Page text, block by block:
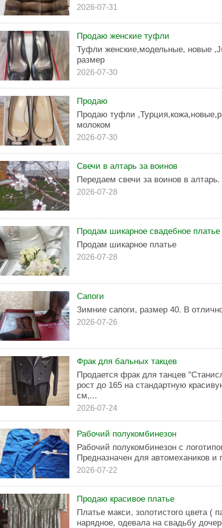
2026-07-31
Продаю женские туфли
Туфли женские,модельные, новые
размер
2026-07-30
Продаю
Продаю туфли
молоком
2026-07-30
Свечи в алтарь за воинов
Передаем свечи за воинов в алтарь.
2026-07-28
Продам шикарное свадебное платье
Продам шикарное платье
2026-07-28
Сапоги
Зимние сапоги, размер 40. В
2026-07-26
Фрак для бальных такцев
Продается фрак для танцев
рост до 165 на стандартную
см,...
2026-07-24
Рабочий полукомбинезон
Рабочий полукомбинезон с
Предназначен для автомехаников и
2026-07-22
Продаю красивое платье
Платье макси, золотистого цвета (
нарядное, одевала на свадьбу